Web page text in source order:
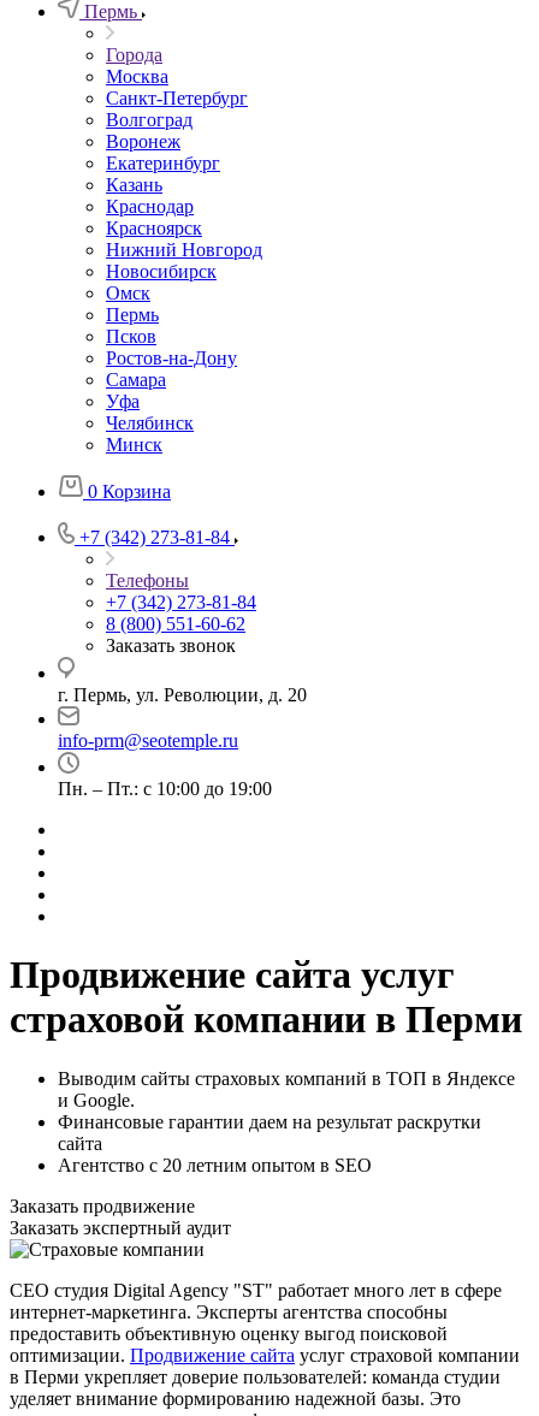
Пермь
Города
Москва
Санкт-Петербург
Волгоград
Воронеж
Екатеринбург
Казань
Краснодар
Красноярск
Нижний Новгород
Новосибирск
Омск
Пермь
Псков
Ростов-на-Дону
Самара
Уфа
Челябинск
Минск
0 Корзина
+7 (342) 273-81-84
Телефоны
+7 (342) 273-81-84
8 (800) 551-60-62
Заказать звонок
г. Пермь, ул. Революции, д. 20
info-prm@seotemple.ru
Пн. – Пт.: с 10:00 до 19:00
Продвижение сайта услуг
страховой компании в Перми
Выводим сайты страховых компаний в ТОП в Яндексе
и Google.
Финансовые гарантии даем на результат раскрутки
сайта
Агентство с 20 летним опытом в SEO
Заказать продвижение
Заказать экспертный аудит
СЕО студия Digital Agency "ST" работает много лет в сфере
интернет-маркетинга. Эксперты агентства способны
предоставить объективную оценку выгод поисковой
оптимизации. Продвижение сайта услуг страховой компании
в Перми укрепляет доверие пользователей: команда студии
уделяет внимание формированию надежной базы. Это